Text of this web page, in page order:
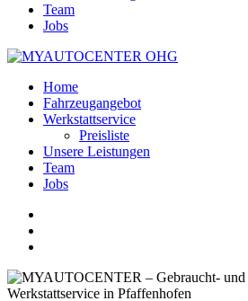
Team
Jobs
Home
Fahrzeugangebot
Werkstattservice
Preisliste
Unsere Leistungen
Team
Jobs